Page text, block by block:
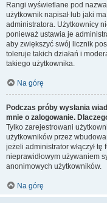
Rangi wyświetlane pod
użytkownik napisał lub jaki
administratora. Użytkownicy
ponieważ ustawia je
aby zwiększyć swój licznik
toleruje takich działań i
takiego użytkownika.
Na górę
Podczas próby wysłania
mnie o zalogowanie.
Tylko zarejestrowani
użytkowników przez
jeżeli administrator włączył
nieprawidłowym używaniem
anonimowych użytkowników.
Na górę